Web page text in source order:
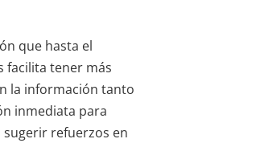
que hasta el
facilita tener más
la información tanto
inmediata para
sugerir refuerzos en